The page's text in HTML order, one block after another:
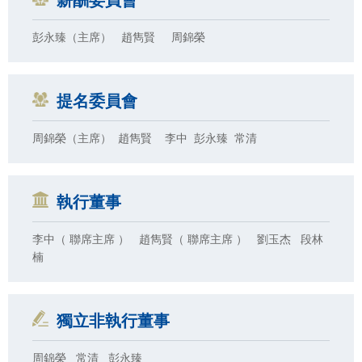
彭永臻（主席） 趙雋賢 周錦榮
提名委員會
周錦榮（主席） 趙雋賢 李中 彭永臻 常清
執行董事
李中（ 聯席主席 ） 趙雋賢（ 聯席主席 ） 劉玉杰 段林
楠
獨立非執行董事
周錦榮 常清 彭永臻